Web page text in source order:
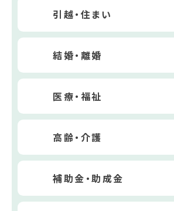
引越・住まい
結婚・離婚
医療・福祉
高齢・介護
補助金・助成金